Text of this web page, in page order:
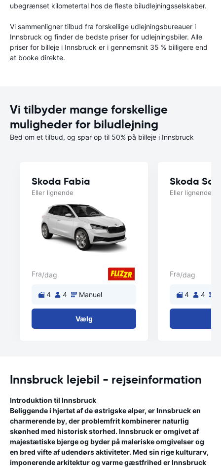
ubegrænset kilometertal hos de fleste biludlejningsselskaber.
Vi sammenligner tilbud fra forskellige udlejningsbureauer i
Innsbruck og finder de bedste priser for udlejningsbiler. Alle
priser for billeje i Innsbruck er i gennemsnit 35 % billigere end
at booke direkte.
Vi tilbyder mange forskellige
muligheder for biludlejning
Bed om et tilbud, og spar op til 50% på billeje i Innsbruck
Skoda Fabia
Eller lignende
Fra/dag
4 4 Manuel
Vælg
Skoda
Eller lignende
Fra/dag
4 4
Innsbruck lejebil - rejseinformation
Introduktion til Innsbruck
Beliggende i hjertet af de østrigske alper, er Innsbruck en
charmerende by, der problemfrit kombinerer naturlig
skønhed med historisk storhed. Innsbruck er omgivet af
majestætiske bjerge og byder på maleriske omgivelser og
en bred vifte af udendørs aktiviteter. Med sin rige kulturarv,
imponerende arkitektur og varme gæstfrihed er Innsbruck